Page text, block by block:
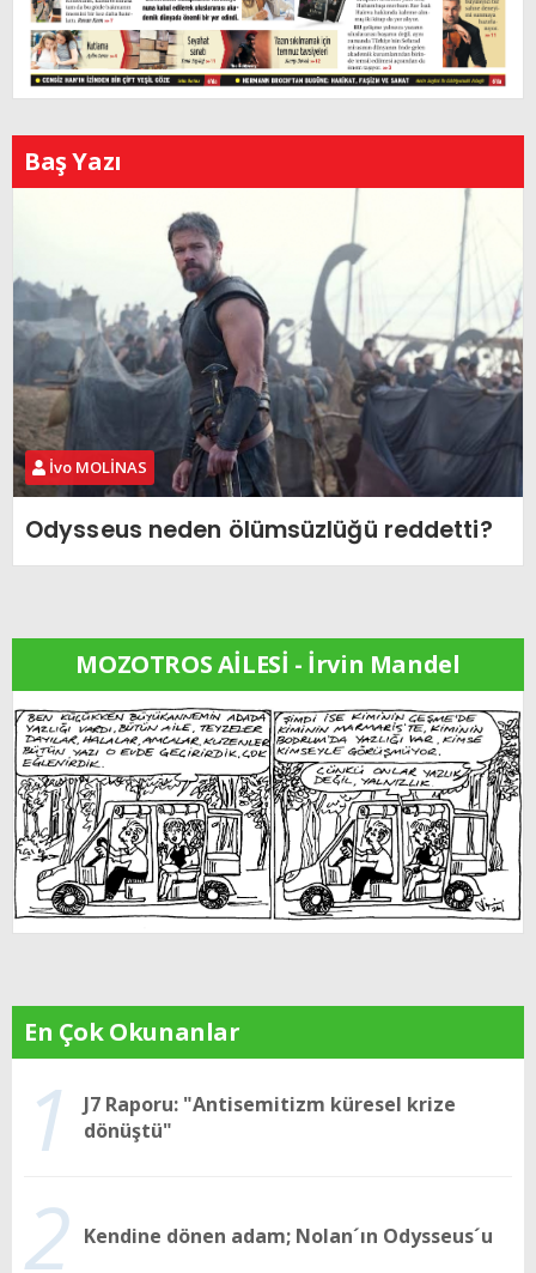
Baş Yazı
İvo MOLİNAS
Odysseus neden ölümsüzlüğü reddetti?
MOZOTROS AİLESİ - İrvin Mandel
En Çok Okunanlar
1
J7 Raporu: "Antisemitizm küresel krize
dönüştü"
2 Kendine dönen adam; Nolan´ın Odysseus´u